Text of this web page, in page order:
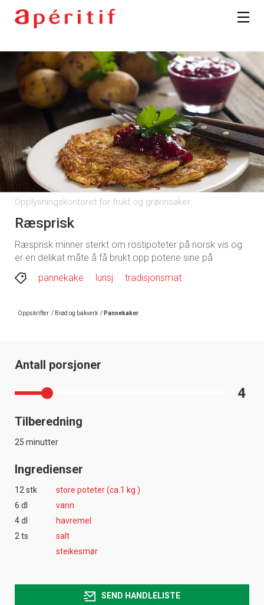
Opplysningskontoret for frukt og grønnsaker
Ræsprisk
Ræsprisk minner sterkt om röstipoteter på norsk vis og
er en delikat måte å få brukt opp potene sine på
pannekake
lunsj tradisjonsmat
Oppskrifter / Brød og bakverk / Pannekaker
Antall porsjoner
4
Tilberedning
25 minutter
Ingredienser
12 stk
store poteter (ca.1 kg )
6 dl
vann
4 dl
havremel
2 ts
salt
steikesmør
SEND HANDLELISTE